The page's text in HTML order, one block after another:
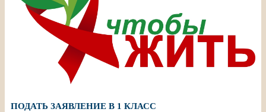
ПОДАТЬ ЗАЯВЛЕНИЕ В 1 КЛАСС